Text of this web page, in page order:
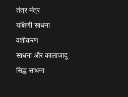
तंत्र मंत्र
यक्षिणी साधना
वशीकरण
साधना और कालाजादू
सिद्ध साधना